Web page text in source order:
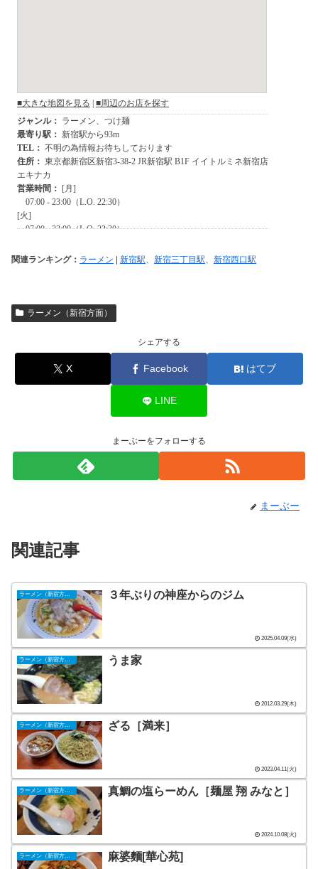
関連ランキング： ラーメン | 新宿駅 新宿三丁目駅 新宿西口駅
ラーメン（新宿方面）
シェアする
X Facebook はてブ
LINE
まーぶーをフォローする
まーぶー
関連記事
ラーメン（新宿方面） ３年ぶりの神座からのジム
2025.04.09(水)
ラーメン（新宿方面） うま家
2012.03.29(木)
ラーメン（新宿方面） ざる［満来］
2023.04.11(火)
ラーメン（新宿方面） 真鯛の塩らーめん［麺屋 翔 みなと］
2024.10.08(火)
麻婆麵[華心苑]